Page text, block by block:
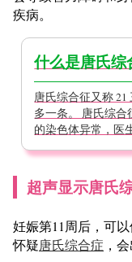
疾病。
唐氏综合征又称 21
多一条。 唐氏综合
的染色体异常，医
超声显示唐氏
妊娠第11周后，可
怀疑唐氏综合症 ，